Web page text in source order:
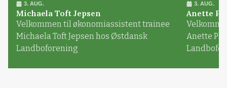
3. AUG.
Michaela Toft Jepsen
Velkommen til økonomiassistent trainee
Michaela Toft Jepsen hos Østdansk
Landboforening
3. AUG.
Anette
Anette